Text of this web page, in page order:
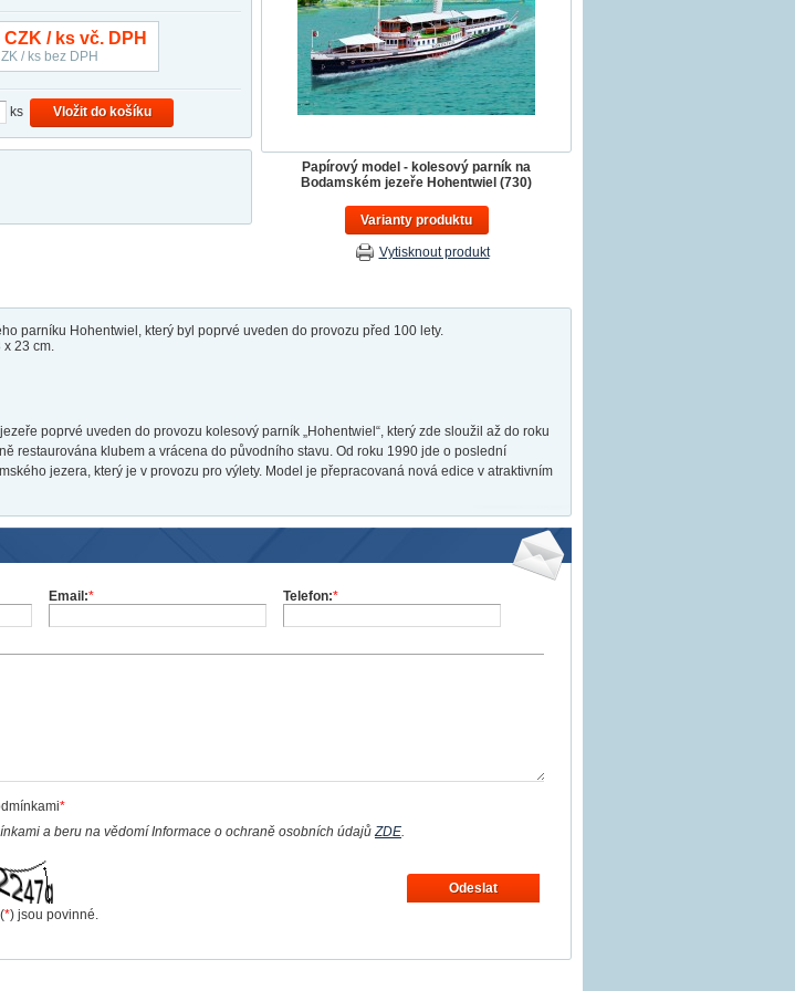
CZK / ks vč. DPH
/ ks bez DPH
ks Vložit do košíku
Papírový model - kolesový parník na
Bodamském jezeře Hohentwiel (730)
Varianty produktu
Vytisknout produkt
parníku Hohentwiel, který byl poprvé uveden do provozu před 100 lety.
x 23 cm.
poprvé uveden do provozu kolesový parník „Hohentwiel“, který zde sloužil až do roku
restaurována klubem a vrácena do původního stavu. Od roku 1990 jde o poslední
jezera, který je v provozu pro výlety. Model je přepracovaná nová edice v atraktivním
Email:* Telefon:*
*
a beru na vědomí Informace o ochraně osobních údajů ZDE
*) jsou povinné.
Odeslat